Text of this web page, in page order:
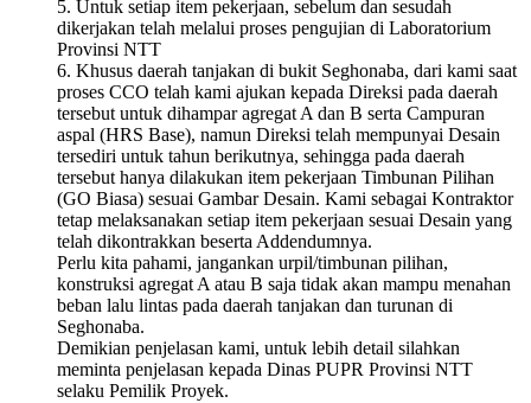
5. Untuk setiap item pekerjaan, sebelum dan sesudah
dikerjakan telah melalui proses pengujian di Laboratorium
Provinsi NTT
6. Khusus daerah tanjakan di bukit Seghonaba, dari kami saat
proses CCO telah kami ajukan kepada Direksi pada daerah
tersebut untuk dihampar agregat A dan B serta Campuran
aspal (HRS Base), namun Direksi telah mempunyai Desain
tersediri untuk tahun berikutnya, sehingga pada daerah
tersebut hanya dilakukan item pekerjaan Timbunan Pilihan
(GO Biasa) sesuai Gambar Desain. Kami sebagai Kontraktor
tetap melaksanakan setiap item pekerjaan sesuai Desain yang
telah dikontrakkan beserta Addendumnya.
Perlu kita pahami, jangankan urpil/timbunan pilihan,
konstruksi agregat A atau B saja tidak akan mampu menahan
beban lalu lintas pada daerah tanjakan dan turunan di
Seghonaba.
Demikian penjelasan kami, untuk lebih detail silahkan
meminta penjelasan kepada Dinas PUPR Provinsi NTT
selaku Pemilik Proyek.